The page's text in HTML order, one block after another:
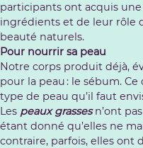
participants ont acquis
ingrédients et de leur rôle
beauté naturels.
Pour nourrir sa peau
Notre corps produit déjà,
pour la peau : le sébum.
type de peau qu’il faut
Les peaux grassesn’ont
étant donné qu’elles ne
contraire, parfois, elles ont